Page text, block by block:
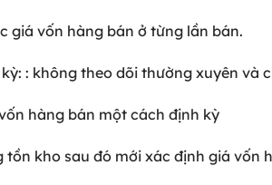
giá vốn hàng bán ở từng lần bán.
: không theo dõi thường xuyên và
hàng bán một cách định kỳ
tồn kho sau đó mới xác định giá vốn